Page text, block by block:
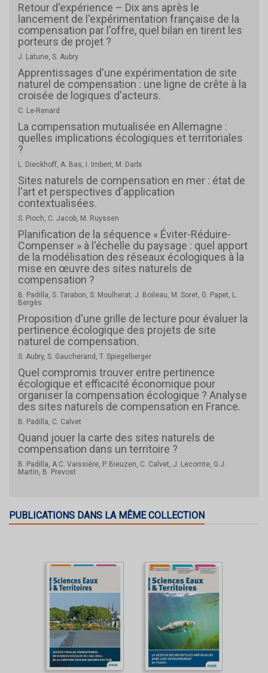
Retour d'expérience – Dix ans après le
lancement de l'expérimentation française de la
compensation par l'offre, quel bilan en tirent les
porteurs de projet ?
J. Latune, S. Aubry
Apprentissages d'une expérimentation de site
naturel de compensation : une ligne de crête à la
croisée de logiques d'acteurs.
C. Le-Renard
La compensation mutualisée en Allemagne :
quelles implications écologiques et territoriales
?
L. Dieckhoff, A. Bas, I. Imbert, M. Darbi
Sites naturels de compensation en mer : état de
l'art et perspectives d'application
contextualisées.
S. Pioch, C. Jacob, M. Ruyssen
Planification de la séquence « Éviter-Réduire-
Compenser » à l'échelle du paysage : quel apport
de la modélisation des réseaux écologiques à la
mise en œuvre des sites naturels de
compensation ?
B. Padilla, S. Tarabon, S. Moulherat, J. Boileau, M. Soret, G. Papet, L.
Bergès
Proposition d'une grille de lecture pour évaluer la
pertinence écologique des projets de site
naturel de compensation.
S. Aubry, S. Gaucherand, T. Spiegelberger
Quel compromis trouver entre pertinence
écologique et efficacité économique pour
organiser la compensation écologique ? Analyse
des sites naturels de compensation en France.
B. Padilla, C. Calvet
Quand jouer la carte des sites naturels de
compensation dans un territoire ?
B. Padilla, A.C. Vaissière, P. Bieuzen, C. Calvet, J. Lecomte, G.J.
Martin, B. Prevost
PUBLICATIONS DANS LA MÊME COLLECTION